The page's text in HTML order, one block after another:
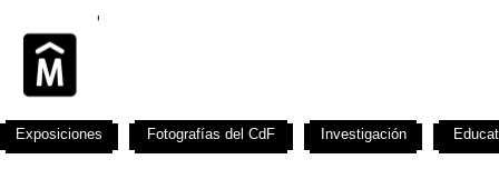
Exposiciones Fotografías del CdF Investigación